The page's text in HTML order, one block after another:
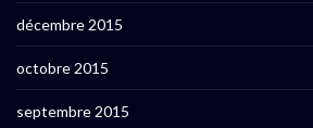
décembre 2015
octobre 2015
septembre 2015